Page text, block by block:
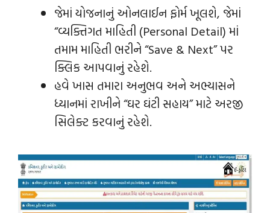
જેમાં યોજનાનું ઓનલાઈન ફોર્મ ખૂલશે, જેમાં
“વ્યક્તિગત માહિતી (Personal Detail) માં
તમામ માહિતી ભરીને “Save & Next” પર
ક્લિક આપવાનું રહેશે.
હવે ખાસ તમારા અનુભવ અને અભ્યાસને
ધ્યાનમાં રાખીને “ઘર ઘંટી સહાય” માટે અરજી
સિલેક્ટ કરવાનું રહેશે.